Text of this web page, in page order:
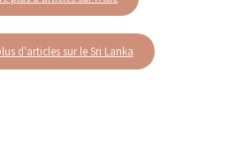
d'articles sur le Sri Lanka